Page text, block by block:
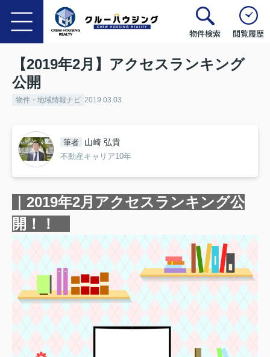
物件検索 閲覧履歴
【2019年2月】アクセスランキング
公開
物件・地域情報ナビ 2019.03.03
筆者 山崎 弘貴
不動産キャリア10年
｜2019年2月アクセスランキング公
開！！